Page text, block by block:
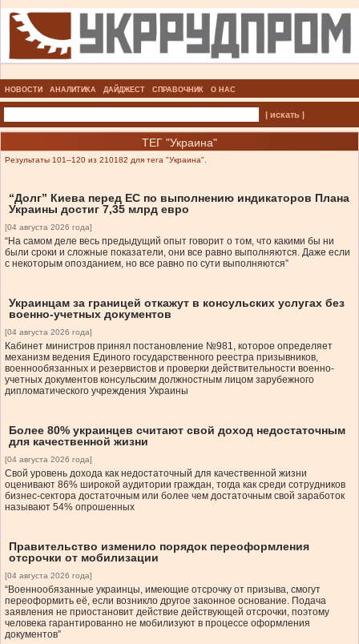
НОВОСТИ АНАЛИТИКА ДАЙДЖЕСТ СПРАВОЧНИК О НАС
| искать |
ТЕГ "Украина"
Результаты 101–120 из 210182 для тега "Украина".
“Долг” Киева перед ЕС по выполнению индикаторов Плана
Украины достиг 7,35 млрд евро
[04 августа 2026 года]
“На самом деле весь предыдущий опыт говорит о том, что какими бы ни
были сроки и сложные показатели, они все равно выполняются. Даже если
с некоторым опозданием, но все равно по сути выполняются”
Украинцам за границей откажут в консульских услугах без
военно-учетных документов
[04 августа 2026 года]
Кабинет министров принял постановление №981, которое определяет
механизм ведения Единого государственного реестра призывников,
военнообязанных и резервистов и проверки действительности военно-
учетных документов консульским должностным лицом зарубежного
дипломатического учреждения Украины
Более 80% украинцев считают свой доход недостаточным
для качественной жизни
[04 августа 2026 года]
Свой уровень дохода как недостаточный для качественной жизни
оценивают 86% широкой аудитории граждан, тогда как среди сотрудников
бизнес-сектора достаточным или более чем достаточным свой заработок
называют 54% опрошенных
Правительство изменило порядок переоформления
отсрочки от мобилизации
[04 августа 2026 года]
“Военнообязанные украинцы, имеющие отсрочку от призыва, смогут
переоформить её, если возникло другое законное основание. Подача
заявления не приостановит действие действующей отсрочки, поэтому
человека гарантированно не мобилизуют в процессе оформления
документов”